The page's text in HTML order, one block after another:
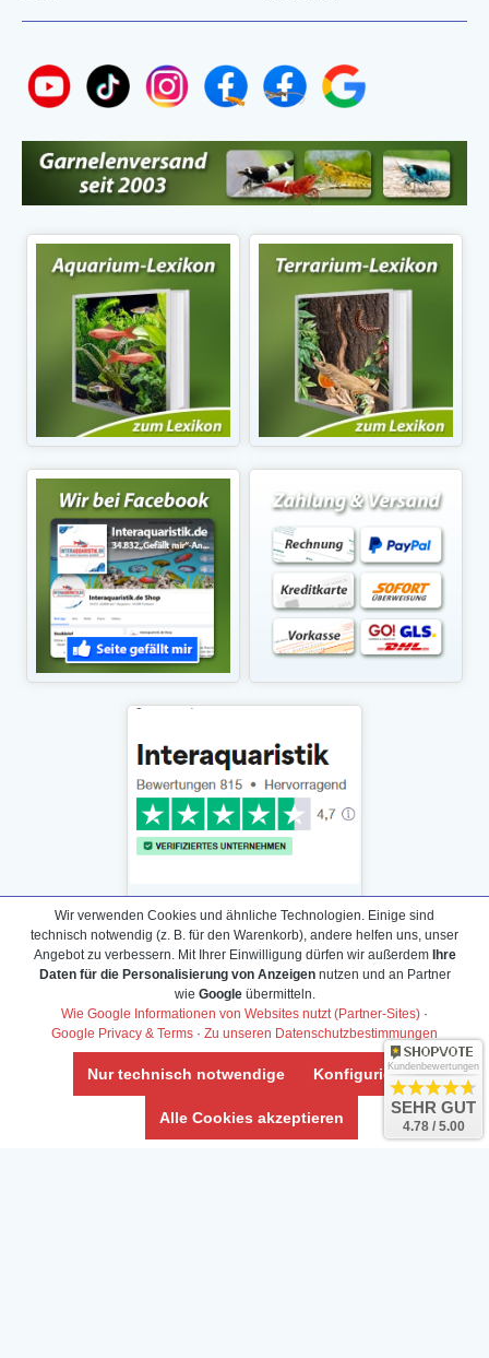
Daten­schutz­erklärung
Widerrufs­recht /Widerrufs­formular
AGB & Info
Impressum
Umwelt und Entsorgung
Vertrag widerrufen
Wir verwenden Cookies und ähnliche Technologien. Einige sind
technisch notwendig (z. B. für den Warenkorb), andere helfen uns, unser
Angebot zu verbessern. Mit Ihrer Einwilligung dürfen wir außerdem Ihre
Daten für die Personalisierung von Anzeigennutzen und an Partner
wie Googleübermitteln.
Wie Google Informationen von Websites nutzt (Partner-Sites) ·
Google Privacy & Terms · Zu unseren Datenschutzbestimmungen
Nur technisch notwendige Konfigurieren
Alle Cookies akzeptieren
Kundenbewertungen
SEHR GUT
4.78 / 5.00